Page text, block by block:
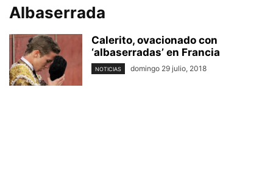
Albaserrada
Calerito, ovacionado con
‘albaserradas’ en Francia
NOTICIAS domingo 29 julio, 2018